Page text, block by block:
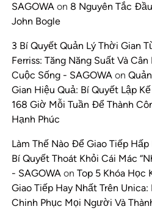
SAGOWA on 8 Nguyên Tắc
John Bogle
3 Bí Quyết Quản Lý Thời Gian
Ferriss: Tăng Năng Suất Và Cân
Cuộc Sống - SAGOWA on
Gian Hiệu Quả: Bí Quyết Lập
168 Giờ Mỗi Tuần Để Thành
Hạnh Phúc
Làm Thế Nào Để Giao Tiếp
Bí Quyết Thoát Khỏi Cái Mác
- SAGOWA on Top 5 Khóa Học
Giao Tiếp Hay Nhất Trên Unica:
Chinh Phục Mọi Người Và